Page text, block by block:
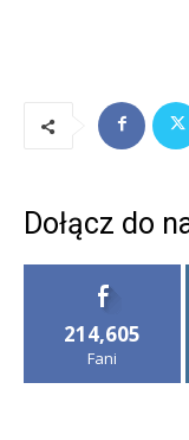
Dołącz do
214,605
Fani